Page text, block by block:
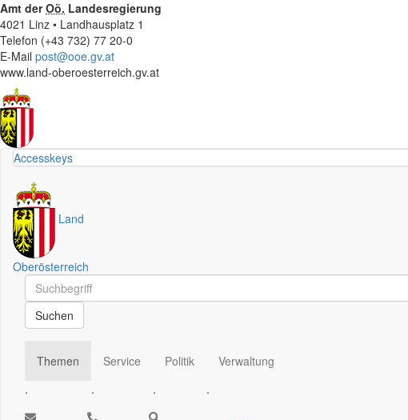
Amt derOö. Landesregierung
4021 Linz • Landhausplatz 1
Telefon (+43 732) 77 20-0
E-Mail post@ooe.gv.at
www.land-oberoesterreich.gv.at
Accesskeys
Land
Oberösterreich
Schnellsuche
Schnellsuche
Suchen
Themen
.
Service
.
Politik
.
Verwaltung
.